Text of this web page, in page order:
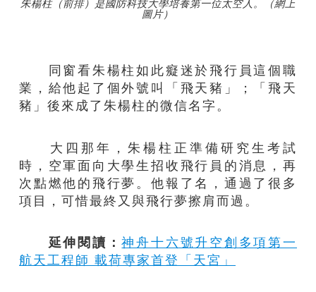
朱楊柱（前排）是國防科技大學培養第一位太空人。（網上
圖片）
同窗看朱楊柱如此癡迷於飛行員這個職
業，給他起了個外號叫「飛天豬」；「飛天
豬」後來成了朱楊柱的微信名字。
大四那年，朱楊柱正準備研究生考試
時，空軍面向大學生招收飛行員的消息，再
次點燃他的飛行夢。他報了名，通過了很多
項目，可惜最終又與飛行夢擦肩而過。
延伸閱讀：神舟十六號升空創多項第一
航天工程師 載荷專家首登「天宮」